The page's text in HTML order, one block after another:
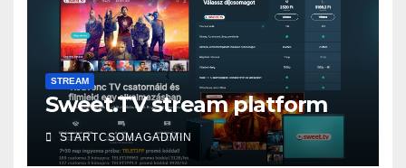
STREAM
Sweet.TV stream platform
STARTCSOMAGADMIN